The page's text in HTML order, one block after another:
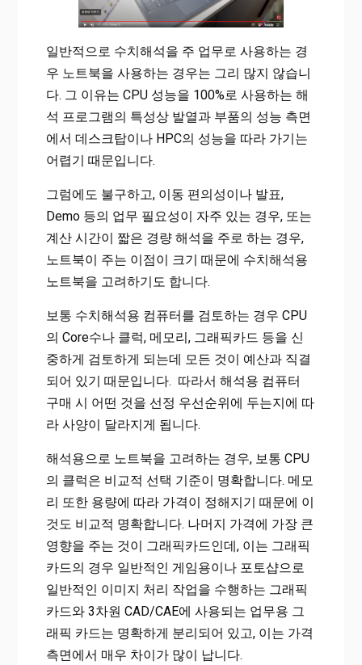
일반적으로 수치해석을 주 업무로 사용하는 경
우 노트북을 사용하는 경우는 그리 많지 않습니
다. 그 이유는 CPU 성능을 100%로 사용하는 해
석 프로그램의 특성상 발열과 부품의 성능 측면
에서 데스크탑이나 HPC의 성능을 따라 가기는
어렵기 때문입니다.
그럼에도 불구하고, 이동 편의성이나 발표,
Demo 등의 업무 필요성이 자주 있는 경우, 또는
계산 시간이 짧은 경량 해석을 주로 하는 경우,
노트북이 주는 이점이 크기 때문에 수치해석용
노트북을 고려하기도 합니다.
보통 수치해석용 컴퓨터를 검토하는 경우 CPU
의 Core수나 클럭, 메모리, 그래픽카드 등을 신
중하게 검토하게 되는데 모든 것이 예산과 직결
되어 있기 때문입니다. 따라서 해석용 컴퓨터
구매 시 어떤 것을 선정 우선순위에 두는지에 따
라 사양이 달라지게 됩니다.
해석용으로 노트북을 고려하는 경우, 보통 CPU
의 클럭은 비교적 선택 기준이 명확합니다. 메모
리 또한 용량에 따라 가격이 정해지기 때문에 이
것도 비교적 명확합니다. 나머지 가격에 가장 큰
영향을 주는 것이 그래픽카드인데, 이는 그래픽
카드의 경우 일반적인 게임용이나 포토샵으로
일반적인 이미지 처리 작업을 수행하는 그래픽
카드와 3차원 CAD/CAE에 사용되는 업무용 그
래픽 카드는 명확하게 분리되어 있고, 이는 가격
측면에서 매우 차이가 많이 납니다.